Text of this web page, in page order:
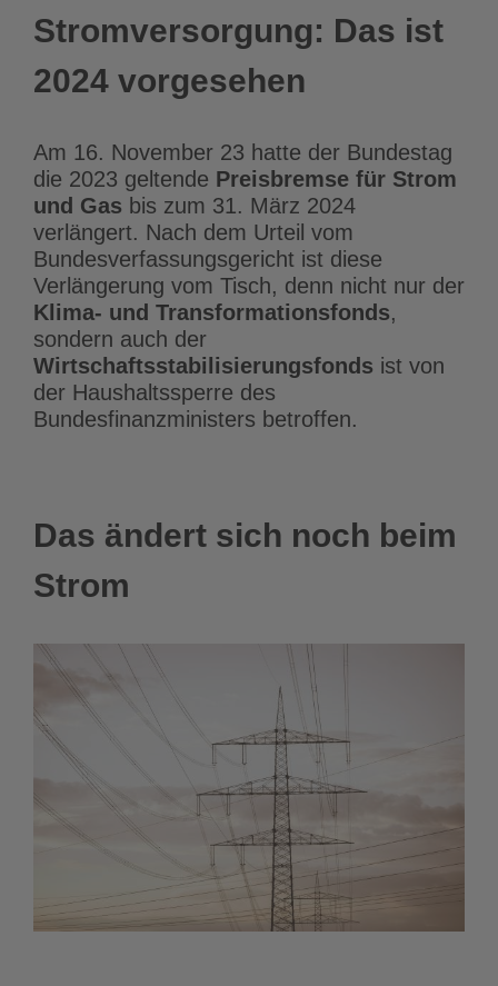
Stromversorgung: Das ist
2024 vorgesehen
Am 16. November 23 hatte der Bundestag
die 2023 geltende Preisbremse für Strom
und Gas bis zum 31. März 2024
verlängert. Nach dem Urteil vom
Bundesverfassungsgericht ist diese
Verlängerung vom Tisch, denn nicht nur der
Klima- und Transformationsfonds,
sondern auch der
Wirtschaftsstabilisierungsfonds ist von
der Haushaltssperre des
Bundesfinanzministers betroffen.
Das ändert sich noch beim
Strom